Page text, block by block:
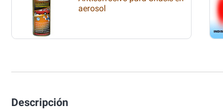
aerosol
Descripción